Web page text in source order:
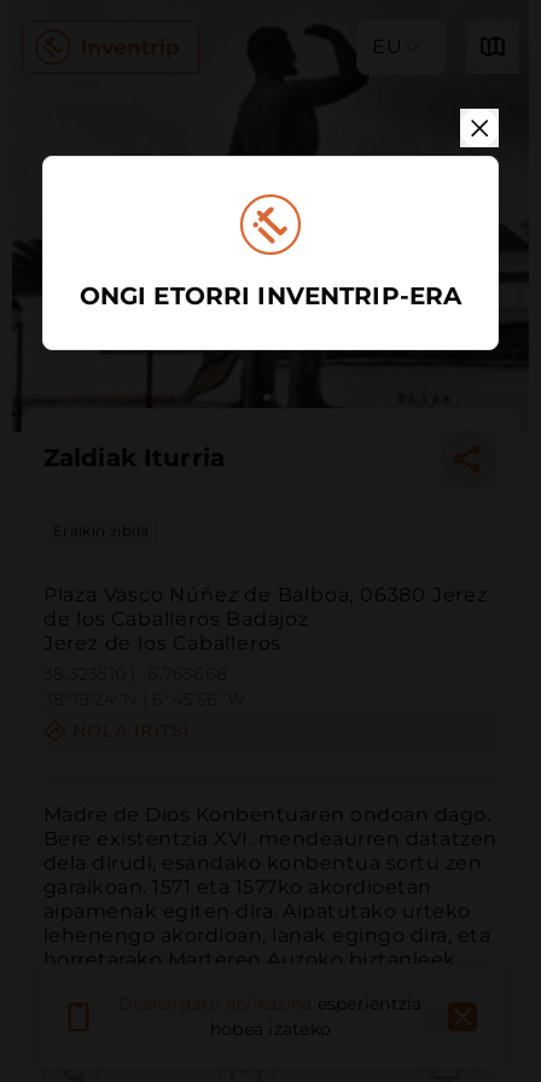
EU
Zaldiak Iturria
Eraikin zibila
Plaza Vasco Núñez de Balboa, 06380 Jerez
de los Caballeros Badajoz
Jerez de los Caballeros
Madre de Dios Konbentuaren ondoan dago.
Bere existentzia XVI. mendeaurren datatzen
dela dirudi, esandako konbentua sortu zen
garaikoan. 1571 eta 1577ko akordioetan
aipamenak egiten dira. Aipatutako urteko
lehenengo akordioan, lanak egingo dira, eta
horretarako Marteren Auzoko biztanleek
esperientzia
hobea izateko
ONGI ETORRI INVENTRIP-ERA